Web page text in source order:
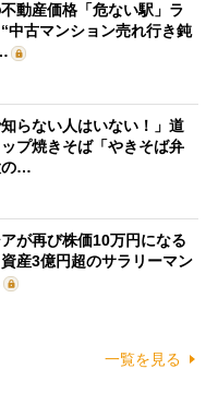
不動産価格「危ない駅」ラ
中古マンション売れ行き鈍
知らない人はいない！」道
プ焼きそば「やきそば弁
の…
アが再び株価10万円になる
産3億円超のサラリーマン
一覧を見る